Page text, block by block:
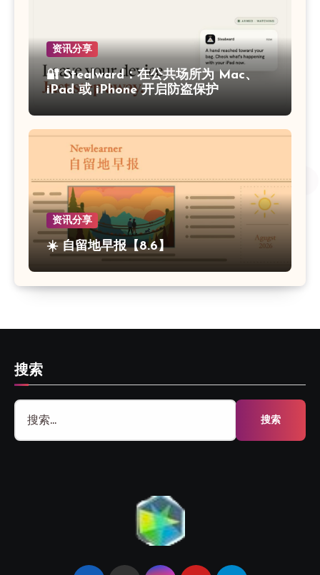
资讯分享
🔐 Stealward：在公共场所为 Mac、
iPad 或 iPhone 开启防盗保护
资讯分享
☀️ 自留地早报【8.6】
搜索
搜
索：